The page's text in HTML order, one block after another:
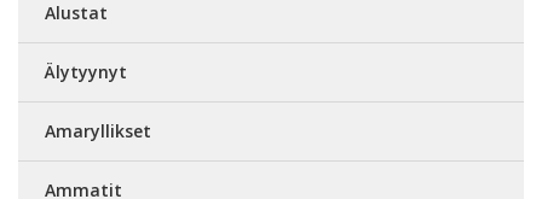
Alustat
Älytyynyt
Amaryllikset
Ammatit